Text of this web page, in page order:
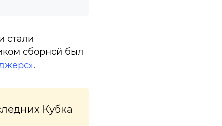
стали
сборной был
.
Кубка